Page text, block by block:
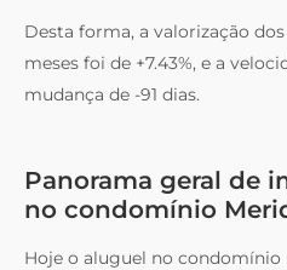
Desta forma, a valorização
meses foi de +7.43%, e a
mudança de -91 dias.
Panorama geral de
no condomínio
Hoje o aluguel no